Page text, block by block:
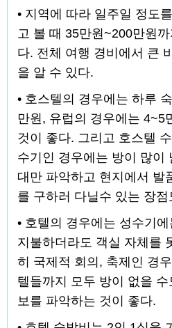
• 지역에 따라 일주일 정도
고 볼 때 35만원~200만원
다. 전체 여행 경비에서 큰
을 알 수 있다.
• 호스텔의 경우에는 하루
만원, 유럽의 경우에는 4~5
것이 좋다. 그리고 호스텔
수기인 경우에는 방이 많이
대만 파악하고 현지에서 발
를 구하러 다닐수 있는 장점
• 호텔의 경우에는 성수기
지불하더라도 객실 자체를
히 국제적 회의, 축제인 경
텔들까지 모두 방이 없을
보를 파악하는 것이 좋다.